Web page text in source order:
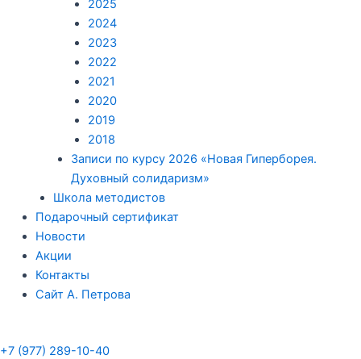
2025
2024
2023
2022
2021
2020
2019
2018
Записи по курсу 2026 «Новая Гиперборея.
Духовный солидаризм»
Школа методистов
Подарочный сертификат
Новости
Акции
Контакты
Сайт А. Петрова
+7 (977) 289-10-40